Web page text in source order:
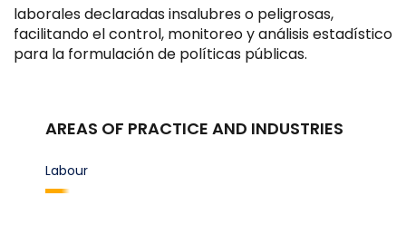
laborales declaradas insalubres o peligrosas,
facilitando el control, monitoreo y análisis estadístico
para la formulación de políticas públicas.
AREAS OF PRACTICE AND INDUSTRIES
Labour